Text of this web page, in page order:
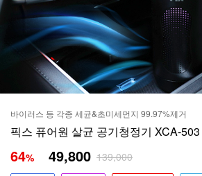
바이러스 등 각종 세균&초미세먼지 99.97%제거
픽스 퓨어원 살균 공기청정기 XCA-503
64% 49,800 139,000